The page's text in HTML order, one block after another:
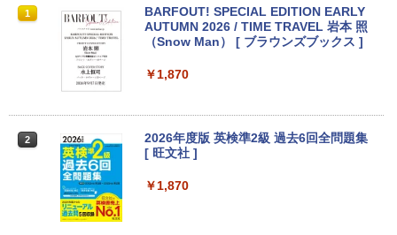
ラック
[Explicit]
￥1,380
【Amazon.co.jp限定】 い・ろ・は・す 2L P
￥1,112
by Amazon 天然水ラベルレス 2L×9本
エース)
クスDIGITAL)
1
【期間限定破格金額！】新生活 新古品 W
in11搭載 パソコンノートパソコンoffice
付き 初心者向けノートPC 初期設定済 1
メモリ4GB～ 高速SSD1TB 最大 フルHD
￥12,980
1
【マラソンセール期間中ポイント5倍】中
古モニター 19インチ スクエア SXGA 12
80x1024 IPSパネル ノングレア DELL P1
搭載 動作確認済み 30日保証 送料無料
まで】 ゲーミングモニター 24.5インチ F
1
BARFOUT! SPECIAL EDITION EARLY
AUTUMN 2026 / TIME TRAVEL 岩本 照
（Snow Man） [ ブラウンズブックス ]
￥1,870
2
2026年度版 英検準2級 過去6回全問題集
[ 旺文社 ]
￥1,870